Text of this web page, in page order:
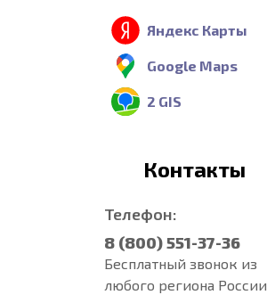
Яндекс Карты
Google Maps
2 GIS
Контакты
Телефон:
8 (800) 551-37-36
Бесплатный звонок из
любого региона России